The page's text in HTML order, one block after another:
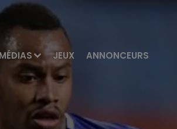
MÉDIAS JEUX ANNONCEURS